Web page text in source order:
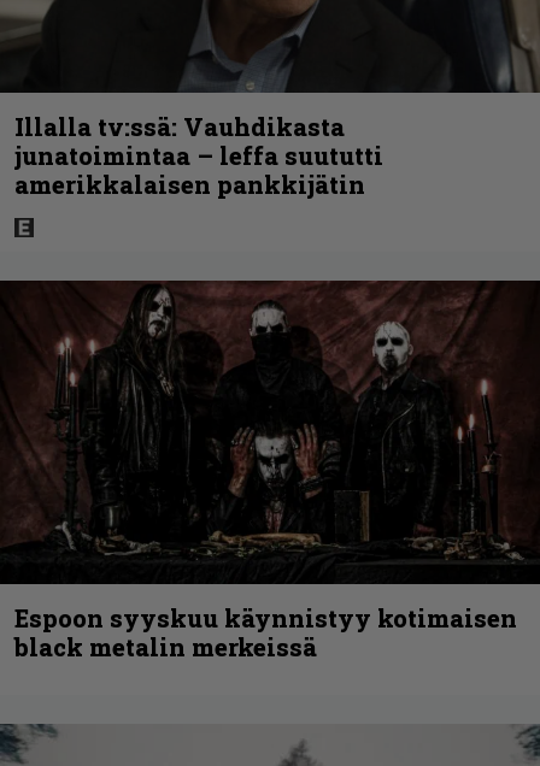
Illalla tv:ssä: Vauhdikasta
junatoimintaa – leffa suututti
amerikkalaisen pankkijätin
Espoon syyskuu käynnistyy kotimaisen
black metalin merkeissä